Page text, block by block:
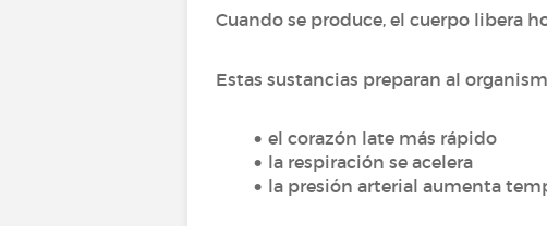
Cuando se produce, el cuerpo libera
Estas sustancias preparan al
el corazón late más rápido
la respiración se acelera
la presión arterial aumenta